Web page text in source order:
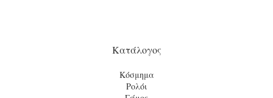
Κατάλογος
Κόσμημα
Ρολόι